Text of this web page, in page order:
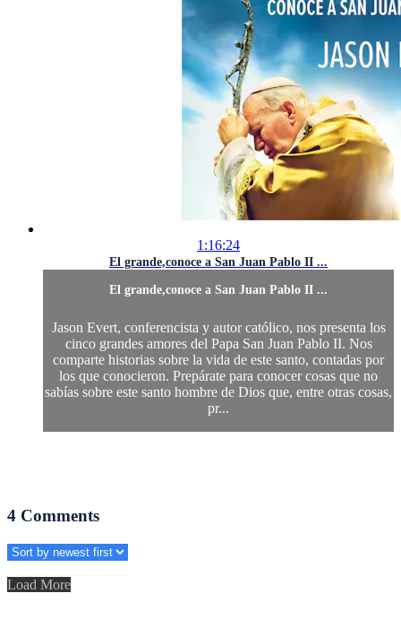
1:16:24
El grande,conoce a San Juan Pablo II ...
El grande,conoce a San Juan Pablo II ...
Jason Evert, conferencista y autor católico, nos presenta los
cinco grandes amores del Papa San Juan Pablo II. Nos
comparte historias sobre la vida de este santo, contadas por
los que conocieron. Prepárate para conocer cosas que no
sabías sobre este santo hombre de Dios que, entre otras cosas,
pr...
4 Comments
Load More